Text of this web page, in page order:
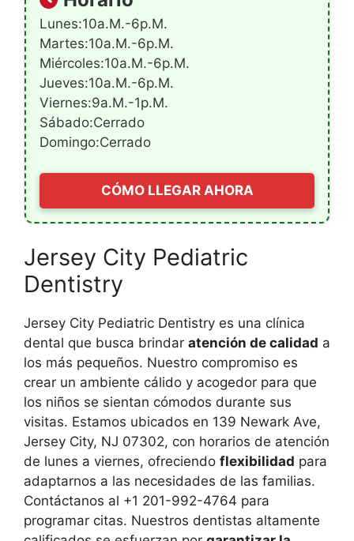
Lunes:10a.m.-6p.m.
Martes:10a.m.-6p.m.
Miércoles:10a.m.-6p.m.
Jueves:10a.m.-6p.m.
Viernes:9a.m.-1p.m.
Sábado:Cerrado
Domingo:Cerrado
CÓMO LLEGAR AHORA
Jersey City Pediatric
Dentistry
Jersey City Pediatric Dentistry es una clínica
dental que busca brindar atención de calidad a
los más pequeños. Nuestro compromiso es
crear un ambiente cálido y acogedor para que
los niños se sientan cómodos durante sus
visitas. Estamos ubicados en 139 Newark Ave,
Jersey City, NJ 07302, con horarios de atención
de lunes a viernes, ofreciendo flexibilidad para
adaptarnos a las necesidades de las familias.
Contáctanos al +1 201-992-4764 para
programar citas. Nuestros dentistas altamente